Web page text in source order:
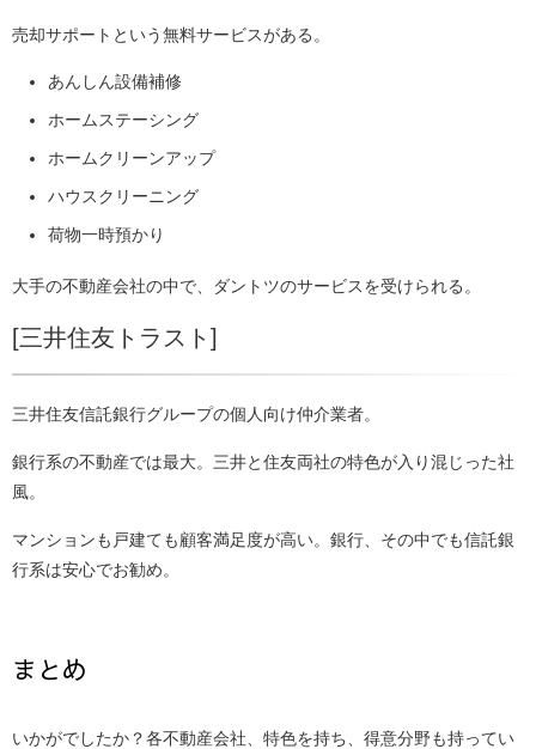
売却サポートという無料サービスがある。
あんしん設備補修
ホームステーシング
ホームクリーンアップ
ハウスクリーニング
荷物一時預かり
大手の不動産会社の中で、ダントツのサービスを受けられる。
[三井住友トラスト]
三井住友信託銀行グループの個人向け仲介業者。
銀行系の不動産では最大。三井と住友両社の特色が入り混じった社
風。
マンションも戸建ても顧客満足度が高い。銀行、その中でも信託銀
行系は安心でお勧め。
まとめ
いかがでしたか？各不動産会社、特色を持ち、得意分野も持ってい